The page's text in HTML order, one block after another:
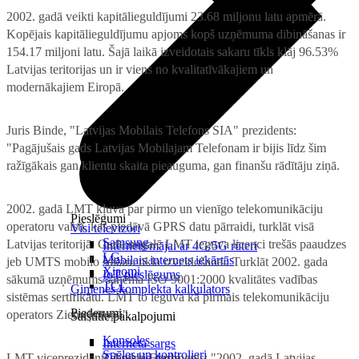
Pieslēgumi
Internets mājai ar 4G/5G rūteri
Mobilais internets iekārtās
IoT pieslēgums
Ģimenes komplekta kalkulators
Saistītie pakalpojumi
Interneta sargs
Visi televizori
Samsung
LG
Xiaomi
TCL
Piederumi
Konsoles
Spēles un kontrolieri
2002. gadā veikti kapitālieguldījumi 23.68 miljonu latu apmērā.
Kopējais kapitālieguldījumu apjoms kopš uzņēmuma dibināšanas ir
154.17 miljoni latu. Šajā laikā izveidotais sakaru tīkls klāj 96.53%
Latvijas teritorijas un ir viens no kvalitatīvākajiem un
modernākajiem Eiropā.
Juris Binde, "Latvijas Mobilais Telefons SIA" prezidents:
"Pagājušais gads Latvijas Mobilajam Telefonam ir bijis līdz šim
ražīgākais gan klientu skaita pieauguma, gan finanšu rādītāju ziņā.
2002. gadā LMT kļuva par pirmo un vienīgo telekomunikāciju
operatoru valstī, kas piedāvā GPRS datu pārraidi, turklāt visā
Latvijas teritorijā. Gada nogalē LMT ieguva licenci trešās paaudzes
jeb UMTS mobilo sakaru tīkla izveidošanai. Turklāt 2002. gada
sākumā uzņēmums saņēma ISO 9001:2000 kvalitātes vadības
sistēmas sertifikātu. LMT to ieguva kā pirmais telekomunikāciju
operators Ziemeļeiropā".